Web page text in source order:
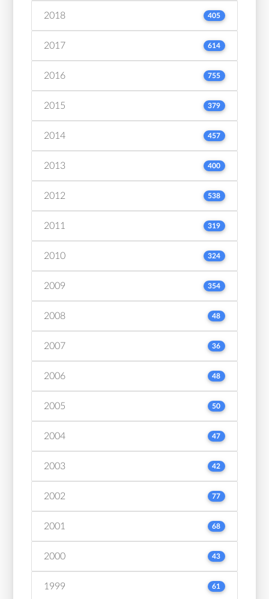
2018 405
2017 614
2016 755
2015 379
2014 457
2013 400
2012 538
2011 319
2010 324
2009 354
2008 48
2007 36
2006 48
2005 50
2004 47
2003 42
2002 77
2001 68
2000 43
1999 61